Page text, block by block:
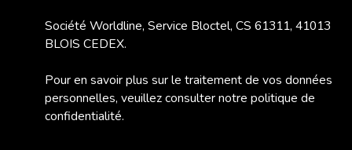
Société Worldline, Service Bloctel, CS 61311, 41013
BLOIS CEDEX.
Pour en savoir plus sur le traitement de vos données
personnelles, veuillez consulter notre politique de
confidentialité.